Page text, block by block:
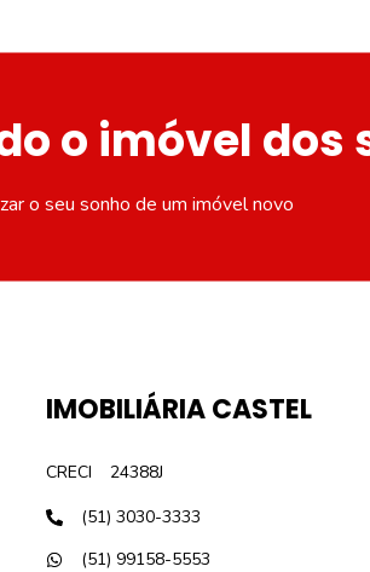
o imóvel dos
o seu sonho de um imóvel novo
IMOBILIÁRIA CASTEL
CRECI
24388J
(51) 3030-3333
(51) 99158-5553